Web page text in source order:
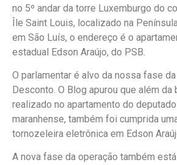
no 5º andar da torre Luxemburgo do
Île Saint Louis, localizado na
em São Luís, o endereço é o
estadual Edson Araújo, do PSB.
O parlamentar é alvo da nossa fase
Desconto. O Blog apurou que além da
realizado no apartamento do
maranhense, também foi cumprida
tornozeleira eletrônica em Edson
A nova fase da operação também